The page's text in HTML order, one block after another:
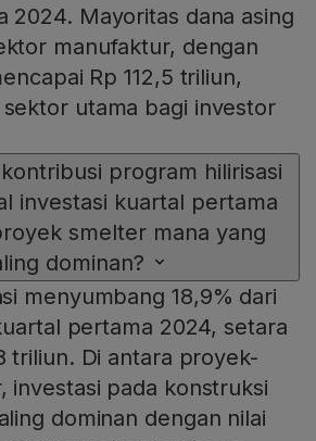
2024. Mayoritas dana asing
manufaktur, dengan
Rp 112,5 triliun,
utama bagi investor
program hilirisasi
investasi kuartal pertama
smelter mana yang
dominan?
menyumbang 18,9% dari
pertama 2024, setara
triliun. Di antara proyek-
investasi pada konstruksi
dominan dengan nilai